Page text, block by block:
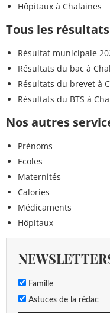
Hôpitaux à Chalaines
Tous les
Résultat municipale
Résultats du bac à
Résultats du brevet à
Résultats du BTS à
Nos autres
Prénoms
Ecoles
Maternités
Calories
Médicaments
Hôpitaux
Famille
Astuces de la rédac